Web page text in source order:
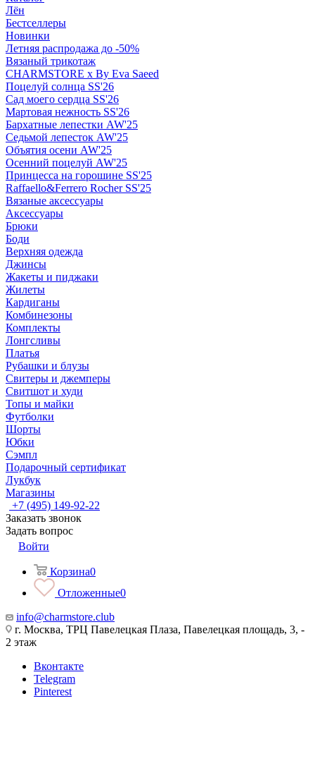
Лён
Бестселлеры
Новинки
Летняя распродажа до -50%
Вязаный трикотаж
CHARMSTORE х By Eva Saeed
Поцелуй солнца SS'26
Сад моего сердца SS'26
Мартовая нежность SS'26
Бархатные лепестки AW'25
Седьмой лепесток AW'25
Объятия осени AW'25
Осенний поцелуй AW'25
Принцесса на горошине SS'25
Raffaello&Ferrero Rocher SS'25
Вязаные аксессуары
Аксессуары
Брюки
Боди
Верхняя одежда
Джинсы
Жакеты и пиджаки
Жилеты
Кардиганы
Комбинезоны
Комплекты
Лонгсливы
Платья
Рубашки и блузы
Свитеры и джемперы
Свитшот и худи
Топы и майки
Футболки
Шорты
Юбки
Сэмпл
Подарочный сертификат
Лукбук
Магазины
+7 (495) 149-92-22
Заказать звонок
Задать вопрос
Войти
Корзина0
Отложенные0
info@charmstore.club
г. Москва, ТРЦ Павелецкая Плаза, Павелецкая площадь, 3, -
2 этаж
Вконтакте
Telegram
Pinterest